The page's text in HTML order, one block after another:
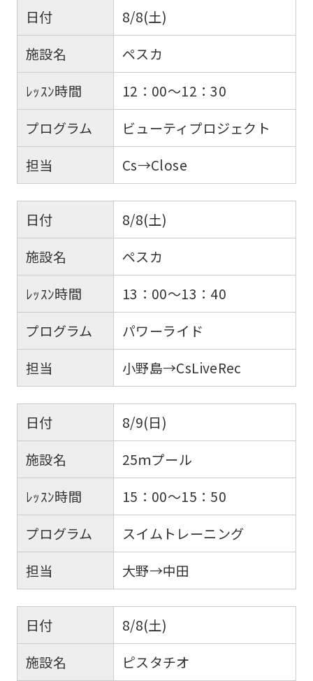
日付
8/8(土)
施設名
ペスカ
ﾚｯｽﾝ時間
12：00～12：30
プログラム
ビューティプロジェクト
担当
Cs→Close
日付
8/8(土)
施設名
ペスカ
ﾚｯｽﾝ時間
13：00～13：40
プログラム
パワーライド
担当
小野島→CsLiveRec
日付
8/9(日)
施設名
25ｍプール
ﾚｯｽﾝ時間
15：00～15：50
プログラム
スイムトレーニング
担当
大野→中田
日付
8/8(土)
施設名
ピスタチオ